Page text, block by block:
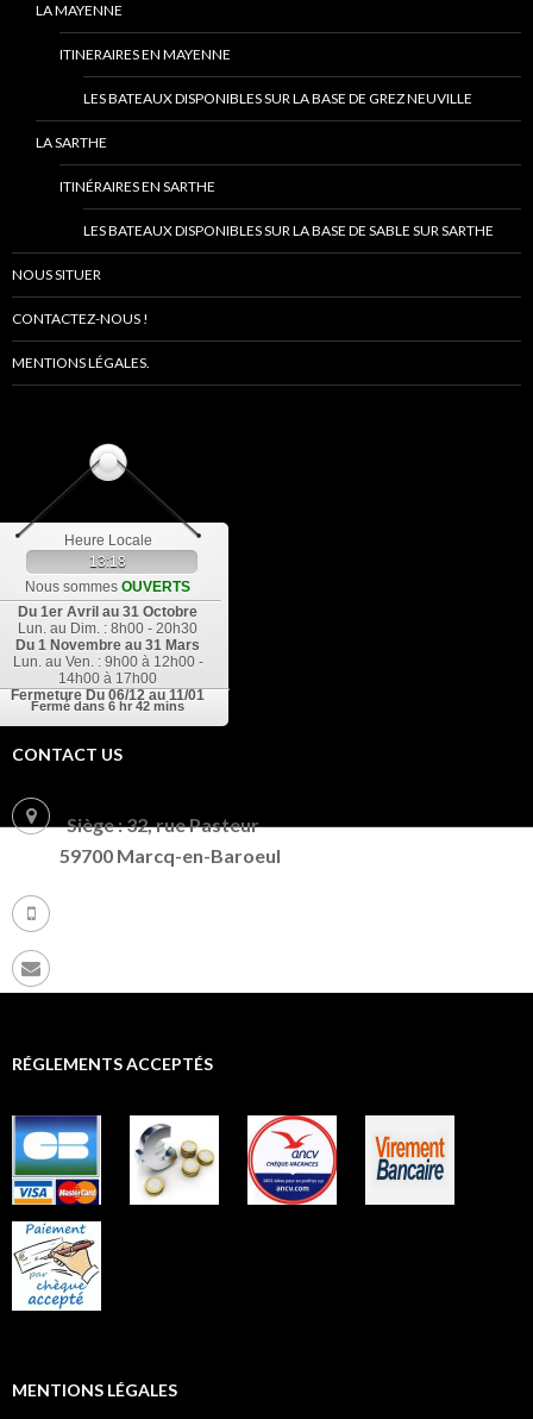
LA MAYENNE
ITINERAIRES EN MAYENNE
LES BATEAUX DISPONIBLES SUR LA BASE DE GREZ NEUVILLE
LA SARTHE
ITINÉRAIRES EN SARTHE
LES BATEAUX DISPONIBLES SUR LA BASE DE SABLE SUR SARTHE
NOUS SITUER
CONTACTEZ-NOUS !
MENTIONS LÉGALES.
Heure Locale
13:18
Nous sommes OUVERTS
Du 1er Avril au 31 Octobre
Lun. au Dim. : 8h00 - 20h30
Du 1 Novembre au 31 Mars
Lun. au Ven. : 9h00 à 12h00 -
14h00 à 17h00
Fermeture Du 06/12 au 11/01
Fermé dans 6 hr 42 mins
CONTACT US
Siège : 32, rue Pasteur
59700 Marcq-en-Baroeul
RÉGLEMENTS ACCEPTÉS
MENTIONS LÉGALES